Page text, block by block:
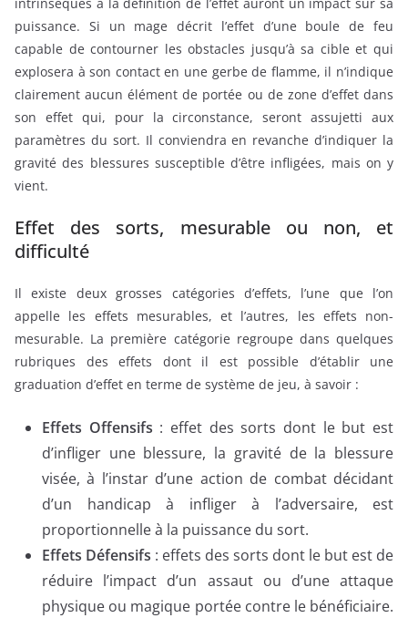
puissance. Si un mage décrit l’effet d’une boule de feu
capable de contourner les obstacles jusqu’à sa cible et qui
explosera à son contact en une gerbe de flamme, il n’indique
clairement aucun élément de portée ou de zone d’effet dans
son effet qui, pour la circonstance, seront assujetti aux
paramètres du sort. Il conviendra en revanche d’indiquer la
gravité des blessures susceptible d’être infligées, mais on y
vient.
Effet des sorts, mesurable ou non, et
difficulté
Il existe deux grosses catégories d’effets, l’une que l’on
appelle les effets mesurables, et l’autres, les effets non-
mesurable. La première catégorie regroupe dans quelques
rubriques des effets dont il est possible d’établir une
graduation d’effet en terme de système de jeu, à savoir :
Effets Offensifs : effet des sorts dont le but est
d’infliger une blessure, la gravité de la blessure
visée, à l’instar d’une action de combat décidant
d’un handicap à infliger à l’adversaire, est
proportionnelle à la puissance du sort.
Effets Défensifs : effets des sorts dont le but est de
réduire l’impact d’un assaut ou d’une attaque
physique ou magique portée contre le bénéficiaire.